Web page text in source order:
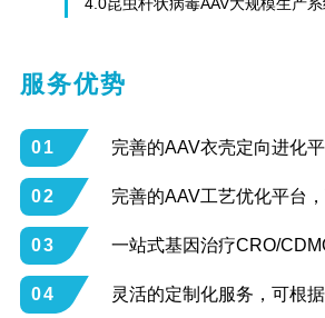
4.0昆虫杆状病毒AAV大规模生产系
服务优势
01 完善的AAV衣壳定向进化
02 完善的AAV工艺优化平台
03 一站式基因治疗CRO/
04 灵活的定制化服务，可根